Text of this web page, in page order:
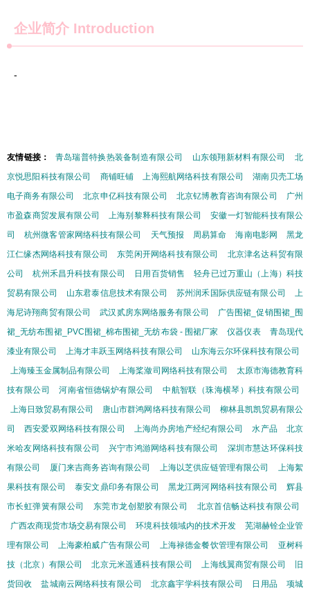
企业简介 Introduction
-
友情链接： 青岛瑞普特换热装备制造有限公司 山东领翔新材料有限公司
北
京悦思阳科技有限公司
商铺旺铺 上海熙航网络科技有限公司
湖南贝壳工场
电子商务有限公司
北京申亿科技有限公司 北京钇博教育咨询有限公司
广州
市盈森商贸发展有限公司
上海别黎释科技有限公司
安徽一灯智能科技有限公
司
杭州微客管家网络科技有限公司 天气预报 周易算命 海南电影网
黑龙
江仁缘杰网络科技有限公司
东莞闲开网络科技有限公司
北京津名达科贸有限
公司
杭州禾昌升科技有限公司 日用百货销售
轻舟已过万重山（上海）科技
贸易有限公司
山东君泰信息技术有限公司 苏州润禾国际供应链有限公司
上
海尼诗翔商贸有限公司
武汉贰房东网络服务有限公司
广告围裙_促销围裙_围
裙_无纺布围裙_PVC围裙_棉布围裙_无纺布袋 - 围裙厂家
仪器仪表
青岛现代
漆业有限公司
上海才丰跃玉网络科技有限公司
山东海云尔环保科技有限公司
上海臻玉金属制品有限公司
上海桨潋司网络科技有限公司
太原市海德教育科
技有限公司
河南省恒德锅炉有限公司
中航智联（珠海横琴）科技有限公司
上海日致贸易有限公司
唐山市群鸿网络科技有限公司
柳林县凯凯贸易有限公
司
西安爱双网络科技有限公司 上海尚办房地产经纪有限公司 水产品
北京
米哈友网络科技有限公司
兴宁市鸿游网络科技有限公司
深圳市慧达环保科技
有限公司
厦门来吉商务咨询有限公司 上海以芝供应链管理有限公司
上海絮
果科技有限公司
泰安文鼎印务有限公司 黑龙江两河网络科技有限公司
辉县
市长虹弹簧有限公司
东莞市龙创塑胶有限公司
北京首信畅达科技有限公司
广西农商现货市场交易有限公司
环境科技领域内的技术开发
芜湖赫铨企业管
理有限公司
上海豪柏威广告有限公司 上海禄德金餐饮管理有限公司
亚树科
技（北京）有限公司
北京元米遥通科技有限公司 上海线翼商贸有限公司
旧
货回收
盐城南云网络科技有限公司 北京鑫宇学科技有限公司 日用品 项城